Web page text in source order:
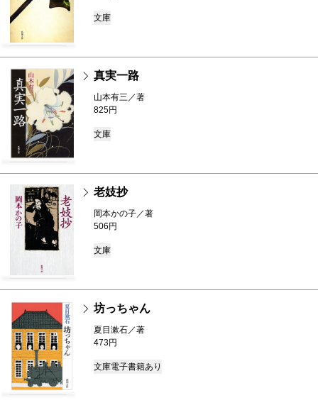
文庫
真実一路
山本有三／著
825円
文庫
老妓抄
岡本かの子／著
506円
文庫
坊っちゃん
夏目漱石／著
473円
文庫電子書籍あり